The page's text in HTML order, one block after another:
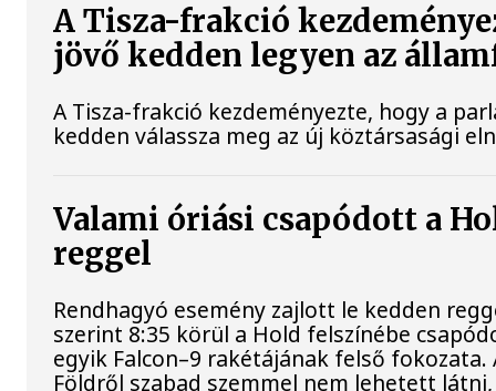
A Tisza-frakció
jövő kedden legyen az
A Tisza-frakció kezdeményezte, hogy a
kedden válassza meg az új köztársasági
Valami óriási csapódott a
reggel
Rendhagyó esemény zajlott le kedden
szerint 8:35 körül a Hold felszínébe
egyik Falcon–9 rakétájának felső fokozata.
Földről szabad szemmel nem lehetett